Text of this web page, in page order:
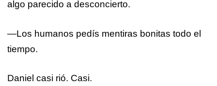
algo parecido a desconcierto.
—Los humanos pedís mentiras bonitas todo el
tiempo.
Daniel casi rió. Casi.